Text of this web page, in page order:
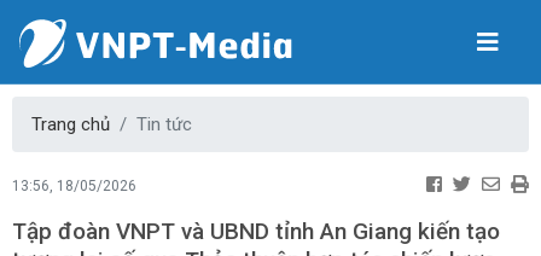
Trang chủ Tin tức
13:56, 18/05/2026
Tập đoàn VNPT và UBND tỉnh An Giang kiến tạo